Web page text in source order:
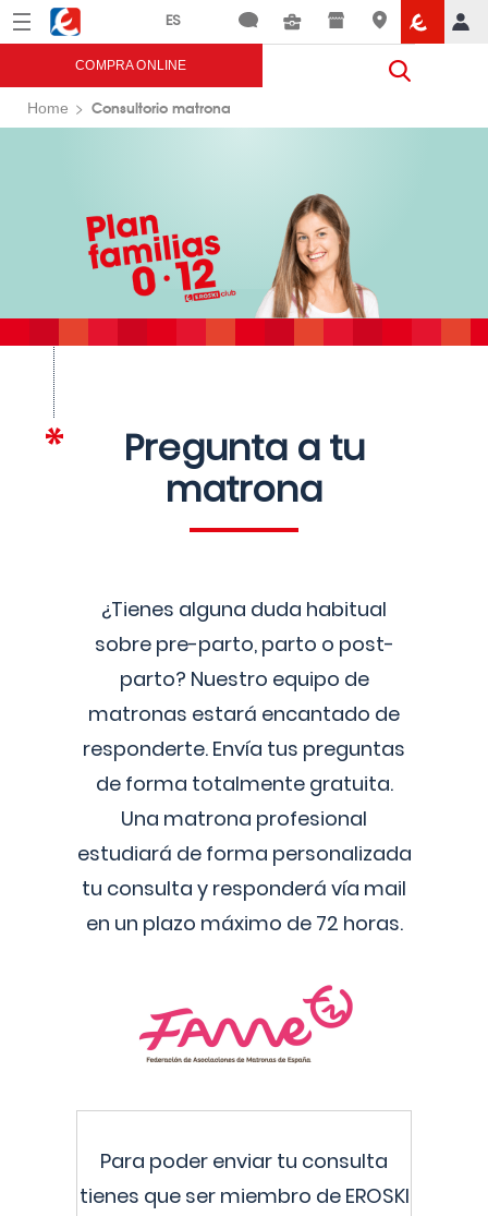
Menú Eroski
COMPRA ONLINE
Home Consultorio matrona
Pregunta a tu
matrona
¿Tienes alguna duda habitual
sobre pre-parto, parto o post-
parto? Nuestro equipo de
matronas estará encantado de
responderte. Envía tus preguntas
de forma totalmente gratuita.
Una matrona profesional
estudiará de forma personalizada
tu consulta y responderá vía mail
en un plazo máximo de 72 horas.
Para poder enviar tu consulta
tienes que ser miembro de EROSKI